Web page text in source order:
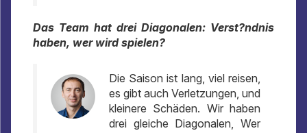
Das Team hat drei Diagonalen: Verst?ndnis
haben, wer wird spielen?
Die Saison ist lang, viel reisen,
es gibt auch Verletzungen, und
kleinere Schäden. Wir haben
drei gleiche Diagonalen, Wer